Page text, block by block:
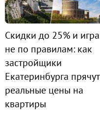
Скидки до 25% и игра
не по правилам: как
застройщики
Екатеринбурга прячут
реальные цены на
квартиры